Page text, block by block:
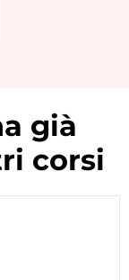
già
corsi